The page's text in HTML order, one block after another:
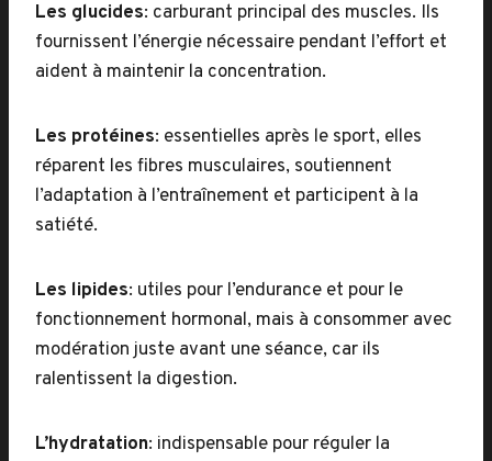
Les glucides: carburant principal des muscles. Ils
fournissent l’énergie nécessaire pendant l’effort et
aident à maintenir la concentration.
Les protéines: essentielles après le sport, elles
réparent les fibres musculaires, soutiennent
l’adaptation à l’entraînement et participent à la
satiété.
Les lipides: utiles pour l’endurance et pour le
fonctionnement hormonal, mais à consommer avec
modération juste avant une séance, car ils
ralentissent la digestion.
L’hydratation: indispensable pour réguler la